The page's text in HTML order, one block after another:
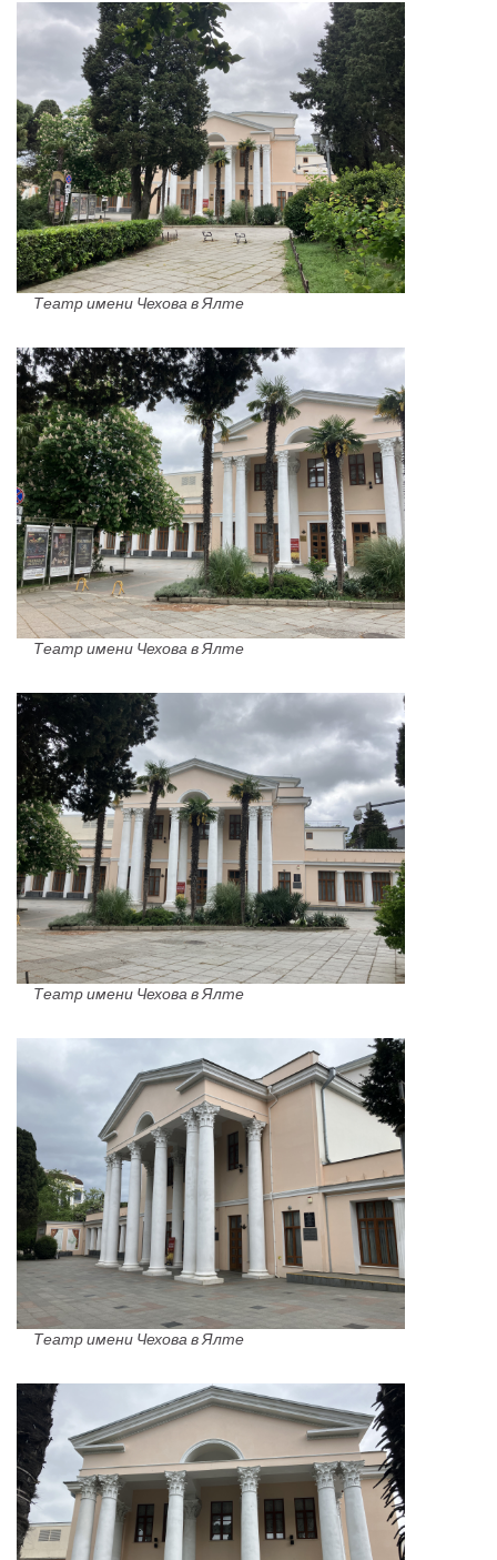
Театр имени Чехова в Ялте
Театр имени Чехова в Ялте
Театр имени Чехова в Ялте
Театр имени Чехова в Ялте